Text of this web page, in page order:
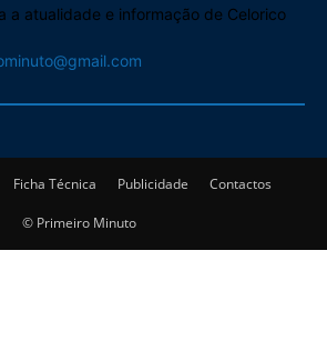
a atualidade e informação de Celorico
Ficha Técnica Publicidade Contactos
© Primeiro Minuto